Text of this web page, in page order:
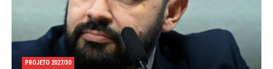
PROJETO 2027/30